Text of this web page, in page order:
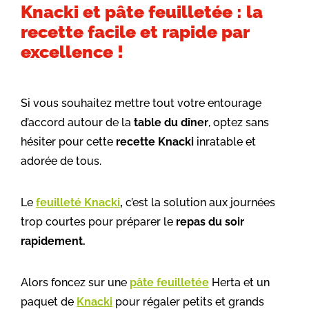
Knacki et pâte feuilletée : la
recette facile et rapide par
excellence !
Si vous souhaitez mettre tout votre entourage
d’accord autour de la table du dîner, optez sans
hésiter pour cette recette Knacki inratable et
adorée de tous.
Le feuilleté Knacki, c’est la solution aux journées
trop courtes pour préparer le repas du soir
rapidement.
Alors foncez sur une pâte feuilletée Herta et un
paquet de Knacki pour régaler petits et grands